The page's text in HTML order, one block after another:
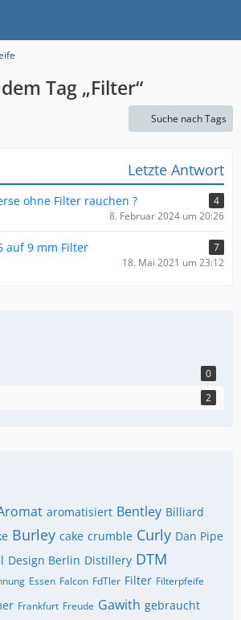
Tag „Filter“
Suche nach Tags
Letzte Antwort
ohne Filter rauchen ?
4
8. Februar 2024 um 20:26
auf 9 mm Filter
7
18. Mai 2021 um 23:12
0
2
aromatisiert Bentley Billiard
Burley cake crumble Curly Dan Pipe
Design Berlin Distillery DTM
Essen Falcon FdTler Filter Filterpfeife
Frankfurt Freude Gawith gebraucht